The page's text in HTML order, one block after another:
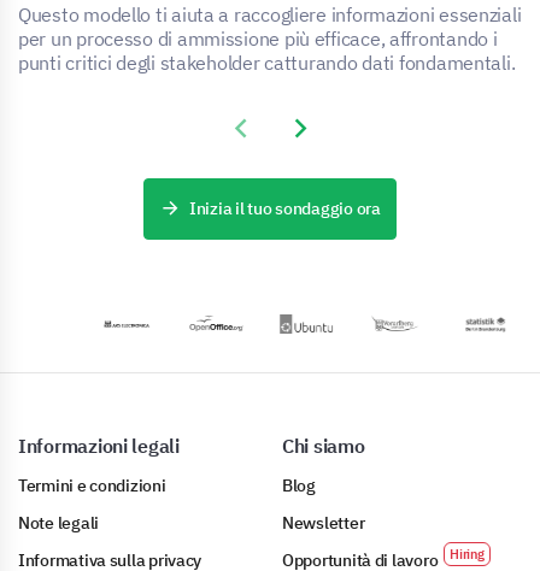
Questo modello ti aiuta a raccogliere informazioni essenziali
per un processo di ammissione più efficace, affrontando i
punti critici degli stakeholder catturando dati fondamentali.
Previous slide
Next slide
Inizia il tuo sondaggio ora
Informazioni legali
Termini e condizioni
Note legali
Informativa sulla privacy
Chi siamo
Blog
Newsletter
Opportunità di lavoro